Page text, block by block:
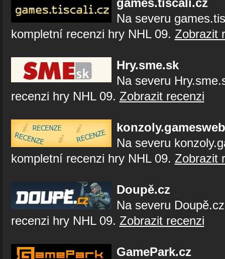
games.tiscali.cz
Na severu
kompletní recenzi hry NHL 09. Zobrazit
Hry.sme.sk
Na severu
recenzi hry NHL 09. Zobrazit recenzi
Na severu
kompletní recenzi hry NHL 09. Zobrazit
Doupě.cz
Na severu
recenzi hry NHL 09. Zobrazit recenzi
GamePark.cz